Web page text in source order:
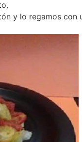
y lo regamos